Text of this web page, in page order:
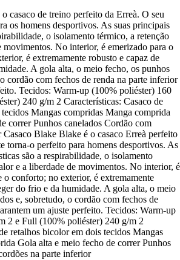
casaco de treino perfeito da Erreà. O seu
os homens desportivos. As suas principais
o isolamento térmico, a retenção
movimentos. No interior, é emerizado para o
é extremamente robusto e capaz de
A gola alta, o meio fecho, os punhos
cordão com fechos de renda na parte inferior
Tecidos: Warm-up (100% poliéster) 160
240 g/m 2 Características: Casaco de
Mangas compridas Manga comprida
correr Punhos canelados Cordão com
Blake Blake é o casaco Erreà perfeito
torna-o perfeito para homens desportivos. As
são a respirabilidade, o isolamento
e a liberdade de movimentos. No interior, é
o conforto; no exterior, é extremamente
do frio e da humidade. A gola alta, o meio
e, sobretudo, o cordão com fechos de
um ajuste perfeito. Tecidos: Warm-up
2 e Full (100% poliéster) 240 g/m 2
retalhos bicolor em dois tecidos Mangas
Gola alta e meio fecho de correr Punhos
na parte inferior